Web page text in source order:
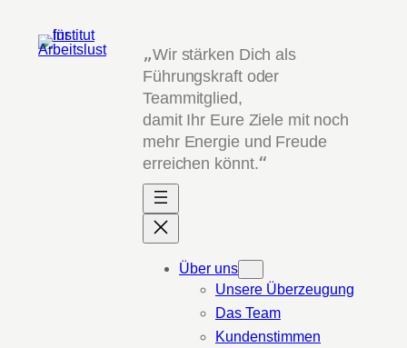
Inhalt
springen
„Wir stärken Dich als
Führungskraft oder
Teammitglied,
damit Ihr Eure Ziele mit noch
mehr Energie und Freude
erreichen könnt.“
Über uns
Unsere Überzeugung
Das Team
Kundenstimmen